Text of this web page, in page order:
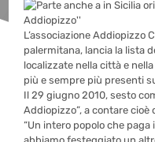
L’associazione Addiopizzo
palermitana, lancia la lista
localizzate nella città e
più e sempre più presenti
Il 29 giugno 2010, sesto
Addiopizzo”, a contare cioè
“Un intero popolo che paga